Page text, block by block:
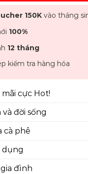
150Kvào tháng
100%
12 tháng
kiểm tra hàng hóa
cực Hot!
và đời sống
cà phê
dụng
đình